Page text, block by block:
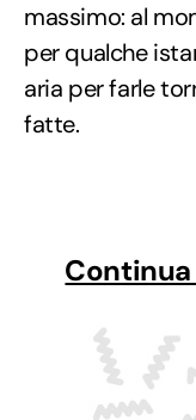
massimo: al
per qualche
aria per farle
fatte.
Continua